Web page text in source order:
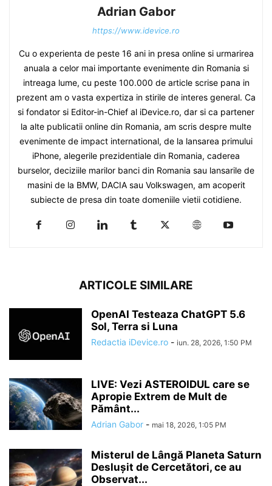
Adrian Gabor
https://www.idevice.ro
Cu o experienta de peste 16 ani in presa online si urmarirea
anuala a celor mai importante evenimente din Romania si
intreaga lume, cu peste 100.000 de article scrise pana in
prezent am o vasta expertiza in stirile de interes general. Ca
si fondator si Editor-in-Chief al iDevice.ro, dar si ca partener
la alte publicatii online din Romania, am scris despre multe
evenimente de impact international, de la lansarea primului
iPhone, alegerile prezidentiale din Romania, caderea
burselor, deciziile marilor banci din Romania sau lansarile de
masini de la BMW, DACIA sau Volkswagen, am acoperit
subiecte de presa din toate domeniile vietii cotidiene.
ARTICOLE SIMILARE
OpenAI Testeaza ChatGPT 5.6
Sol, Terra si Luna
Redactia iDevice.ro - iun. 28, 2026, 1:50 PM
LIVE: Vezi ASTEROIDUL care se
Apropie Extrem de Mult de
Pământ...
Adrian Gabor - mai 18, 2026, 1:05 PM
Misterul de Lângă Planeta Saturn
Deslușit de Cercetători, ce au
Observat...